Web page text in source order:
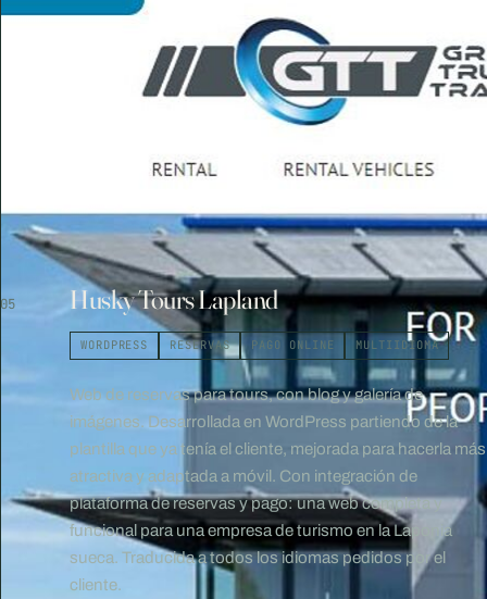
05 Husky Tours Lapland
WORDPRESS RESERVAS PAGO ONLINE MULTIIDIOMA
Web de reservas para tours, con blog y galería de
imágenes. Desarrollada en WordPress partiendo de la
plantilla que ya tenía el cliente, mejorada para hacerla más
atractiva y adaptada a móvil. Con integración de
plataforma de reservas y pago: una web completa y
funcional para una empresa de turismo en la Laponia
sueca. Traducida a todos los idiomas pedidos por el
cliente.